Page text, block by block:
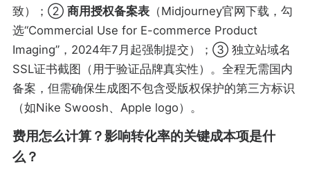
致）；② 商用授权备案表（Midjourney官网下载，勾
选“Commercial Use for E-commerce Product
Imaging”，2024年7月起强制提交）；③ 独立站域名
SSL证书截图（用于验证品牌真实性）。全程无需国内
备案，但需确保生成图不包含受版权保护的第三方标识
（如Nike Swoosh、Apple logo）。
费用怎么计算？影响转化率的关键成本项是什
么？